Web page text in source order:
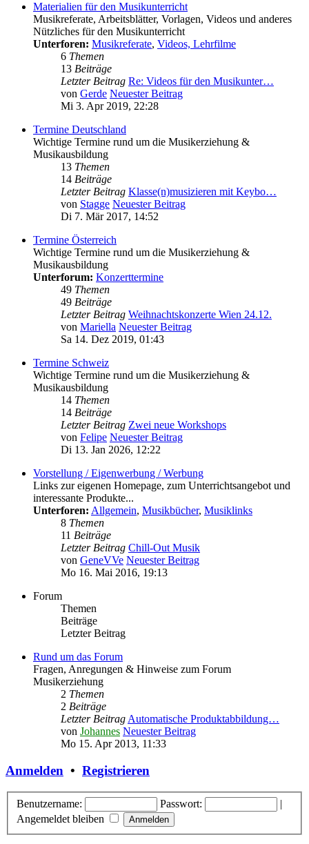
Materialien für den Musikunterricht
Musikreferate, Arbeitsblätter, Vorlagen, Videos und anderes
Nützliches für den Musikunterricht
Unterforen: Musikreferate, Videos, Lehrfilme
6 Themen
13 Beiträge
Letzter Beitrag Re: Videos für den Musikunter…
von Gerde Neuester Beitrag
Mi 3. Apr 2019, 22:28
Termine Deutschland
Wichtige Termine rund um die Musikerziehung &
Musikausbildung
13 Themen
14 Beiträge
Letzter Beitrag Klasse(n)musizieren mit Keybo…
von Stagge Neuester Beitrag
Di 7. Mär 2017, 14:52
Termine Österreich
Wichtige Termine rund um die Musikerziehung &
Musikausbildung
Unterforum: Konzerttermine
49 Themen
49 Beiträge
Letzter Beitrag Weihnachtskonzerte Wien 24.12.
von Mariella Neuester Beitrag
Sa 14. Dez 2019, 01:43
Termine Schweiz
Wichtige Termine rund um die Musikerziehung &
Musikausbildung
14 Themen
14 Beiträge
Letzter Beitrag Zwei neue Workshops
von Felipe Neuester Beitrag
Di 13. Jan 2026, 12:22
Vorstellung / Eigenwerbung / Werbung
Links zur eigenen Homepage, zum Unterrichtsangebot und
interessante Produkte...
Unterforen: Allgemein, Musikbücher, Musiklinks
8 Themen
11 Beiträge
Letzter Beitrag Chill-Out Musik
von GeneVVe Neuester Beitrag
Mo 16. Mai 2016, 19:13
Forum
Themen
Beiträge
Letzter Beitrag
Rund um das Forum
Fragen, Anregungen & Hinweise zum Forum
Musikerziehung
2 Themen
2 Beiträge
Letzter BeitragAutomatische Produktabbildung…
von Johannes Neuester Beitrag
Mo 15. Apr 2013, 11:33
Anmelden • Registrieren
Benutzername: Passwort:
|
Angemeldet bleiben